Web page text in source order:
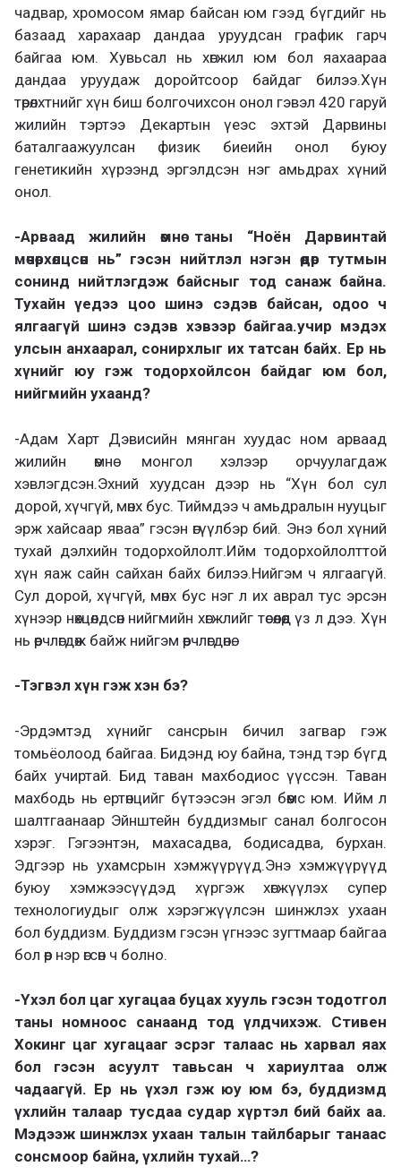
чадвар, хромосом ямар байсан юм гээд бүгдийг нь
базаад харахаар дандаа уруудсан график гарч
байгаа юм. Хувьсал нь хөгжил юм бол яахаараа
дандаа уруудаж доройтсоор байдаг билээ.Хүн
төрөлхтнийг хүн биш болгочихсон онол гэвэл 420 гаруй
жилийн тэртээ Декартын үеэс эхтэй Дарвины
баталгаажуулсан физик биеийн онол буюу
генетикийн хүрээнд эргэлдсэн нэг амьдрах хүний
онол.
-Арваад жилийн өмнө таны “Ноён Дарвинтай
мөчөөрхөлцсөн нь” гэсэн нийтлэл нэгэн өдөр тутмын
сонинд нийтлэгдэж байсныг тод санаж байна.
Тухайн үедээ цоо шинэ сэдэв байсан, одоо ч
ялгаагүй шинэ сэдэв хэвээр байгаа.учир мэдэх
улсын анхаарал, сонирхлыг их татсан байх. Ер нь
хүнийг юу гэж тодорхойлсон байдаг юм бол,
нийгмийн ухаанд?
-Адам Харт Дэвисийн мянган хуудас ном арваад
жилийн өмнө монгол хэлээр орчуулагдаж
хэвлэгдсэн.Эхний хуудсан дээр нь “Хүн бол сул
дорой, хүчгүй, мөнх бус. Тиймдээ ч амьдралын нууцыг
эрж хайсаар яваа” гэсэн өгүүлбэр бий. Энэ бол хүний
тухай дэлхийн тодорхойлолт.Ийм тодорхойлолттой
хүн яаж сайн сайхан байх билээ.Нийгэм ч ялгаагүй.
Сул дорой, хүчгүй, мөнх бус нэг л их аврал тус эрсэн
хүнээр нөхцөлдсөн нийгмийн хөгжлийг төсөөлөөд үз л дээ. Хүн
нь өөрчлөгдөж байж нийгэм өөрчлөгдөнө.
-Тэгвэл хүн гэж хэн бэ?
-Эрдэмтэд хүнийг сансрын бичил загвар гэж
томьёолоод байгаа. Бидэнд юу байна, тэнд тэр бүгд
байх учиртай. Бид таван махбодиос үүссэн. Таван
махбодь нь ертөнцийг бүтээсэн эгэл бөөмс юм. Ийм л
шалтгаанаар Эйнштейн буддизмыг санал болгосон
хэрэг. Гэгээнтэн, махасадва, бодисадва, бурхан.
Эдгээр нь ухамсрын хэмжүүрүүд.Энэ хэмжүүрүүд
буюу хэмжээсүүдэд хүргэж хөгжүүлэх супер
технологиудыг олж хэрэгжүүлсэн шинжлэх ухаан
бол буддизм. Буддизм гэсэн үгнээс зугтмаар байгаа
бол өөр нэр өгсөн ч болно.
-Үхэл бол цаг хугацаа буцах хууль гэсэн тодотгол
таны номноос санаанд тод үлдчихэж. Стивен
Хокинг цаг хугацааг эсрэг талаас нь харвал яах
бол гэсэн асуулт тавьсан ч хариултаа олж
чадаагүй. Ер нь үхэл гэж юу юм бэ, буддизмд
үхлийн талаар тусдаа судар хүртэл бий байх аа.
Мэдээж шинжлэх ухаан талын тайлбарыг танаас
сонсмоор байна, үхлийн тухай…?